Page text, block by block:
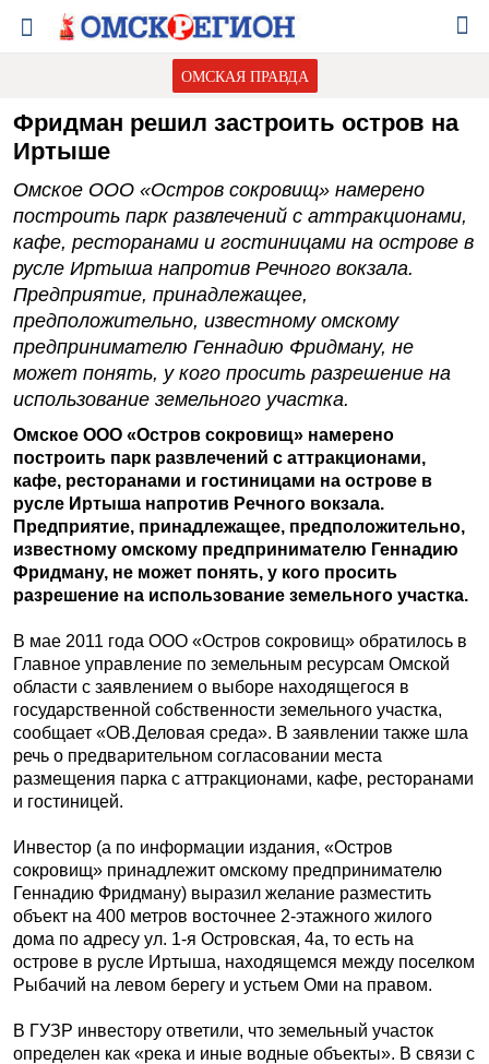
ОМСКАЯ ПРАВДА
Фридман решил застроить остров на
Иртыше
Омское ООО «Остров сокровищ» намерено
построить парк развлечений с аттракционами,
кафе, ресторанами и гостиницами на острове в
русле Иртыша напротив Речного вокзала.
Предприятие, принадлежащее,
предположительно, известному омскому
предпринимателю Геннадию Фридману, не
может понять, у кого просить разрешение на
использование земельного участка.
Омское ООО «Остров сокровищ» намерено
построить парк развлечений с аттракционами,
кафе, ресторанами и гостиницами на острове в
русле Иртыша напротив Речного вокзала.
Предприятие, принадлежащее, предположительно,
известному омскому предпринимателю Геннадию
Фридману, не может понять, у кого просить
разрешение на использование земельного участка.
В мае 2011 года ООО «Остров сокровищ» обратилось в
Главное управление по земельным ресурсам Омской
области с заявлением о выборе находящегося в
государственной собственности земельного участка,
сообщает «ОВ.Деловая среда». В заявлении также шла
речь о предварительном согласовании места
размещения парка с аттракционами, кафе, ресторанами
и гостиницей.
Инвестор (а по информации издания, «Остров
сокровищ» принадлежит омскому предпринимателю
Геннадию Фридману) выразил желание разместить
объект на 400 метров восточнее 2-этажного жилого
дома по адресу ул. 1-я Островская, 4а, то есть на
острове в русле Иртыша, находящемся между поселком
Рыбачий на левом берегу и устьем Оми на правом.
В ГУЗР инвестору ответили, что земельный участок
определен как «река и иные водные объекты». В связи с